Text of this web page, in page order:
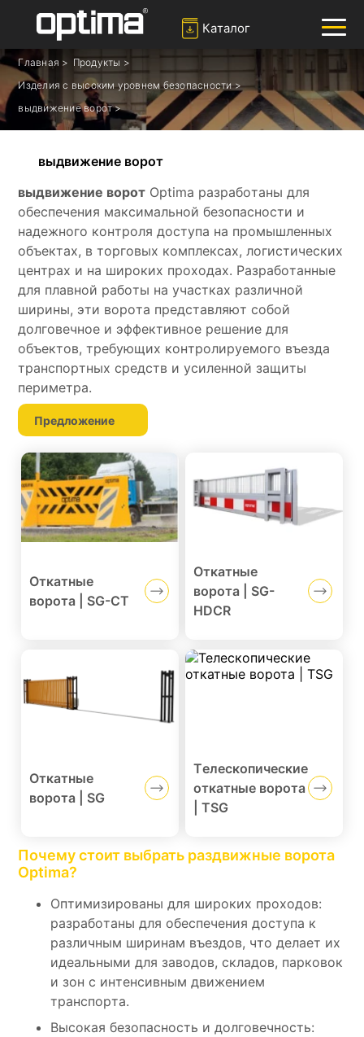
Ара ✕
Система распознавания номерных знаков
Каталог
Социальные
выдвижение ворот
Главная > Продукты >
Изделия с высоким уровнем безопасности >
выдвижение ворот >
выдвижение ворот
выдвижение ворот Optima разработаны для
обеспечения максимальной безопасности и
надежного контроля доступа на промышленных
объектах, в торговых комплексах, логистических
центрах и на широких проходах. Разработанные
для плавной работы на участках различной
ширины, эти ворота представляют собой
долговечное и эффективное решение для
объектов, требующих контролируемого въезда
транспортных средств и усиленной защиты
периметра.
Предложение
Откатные
ворота | SG-CT
Откатные
ворота | SG-
HDCR
Откатные
ворота | SG
Телескопические
откатные ворота
| TSG
Почему стоит выбрать раздвижные ворота
Optima?
Оптимизированы для широких проходов:
разработаны для обеспечения доступа к
различным ширинам въездов, что делает их
идеальными для заводов, складов, парковок
и зон с интенсивным движением
транспорта.
Высокая безопасность и долговечность: